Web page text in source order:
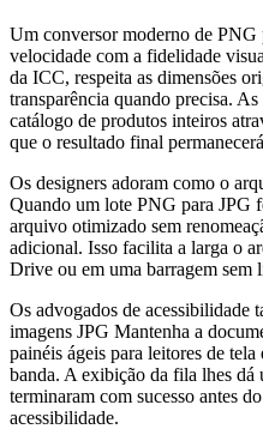
Um conversor moderno de PNG
velocidade com a fidelidade
da ICC, respeita as dimensões
transparência quando precisa.
catálogo de produtos inteiros
que o resultado final
Os designers adoram como o
Quando um lote PNG para JPG
arquivo otimizado sem
adicional. Isso facilita a larga o
Drive ou em uma barragem sem
Os advogados de acessibilidade
imagens JPG Mantenha a
painéis ágeis para leitores de
banda. A exibição da fila lhes dá
terminaram com sucesso antes
acessibilidade.